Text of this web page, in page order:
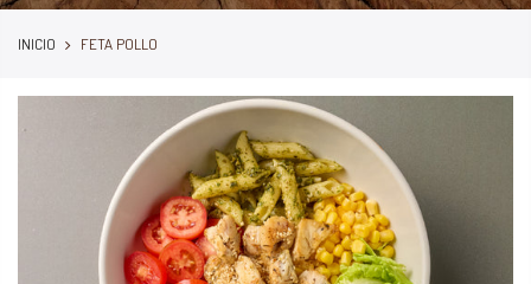
INICIO FETA POLLO